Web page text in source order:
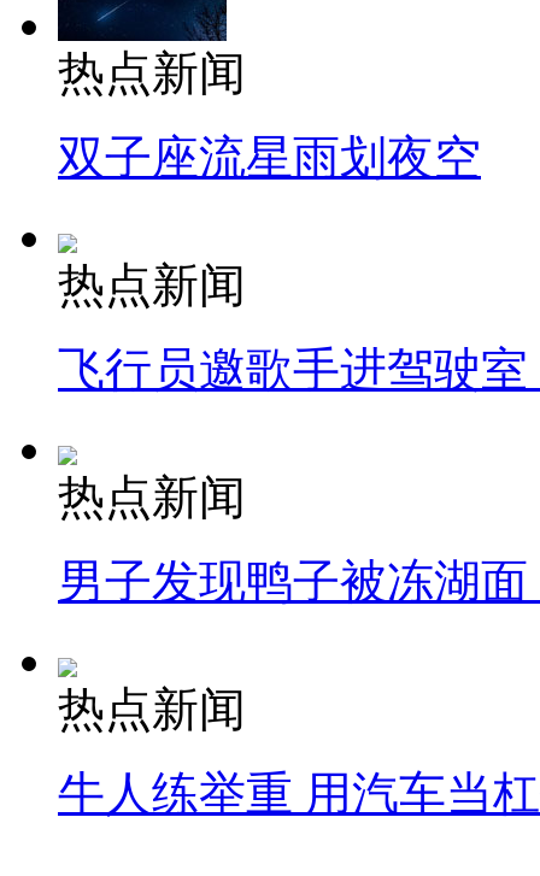
热点新闻
双子座流星雨划夜空
热点新闻
飞行员邀歌手进驾驶
热点新闻
男子发现鸭子被冻湖
热点新闻
牛人练举重 用汽车当